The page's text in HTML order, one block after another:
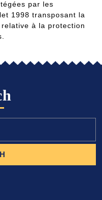
par les
1998 transposant la
à la protection